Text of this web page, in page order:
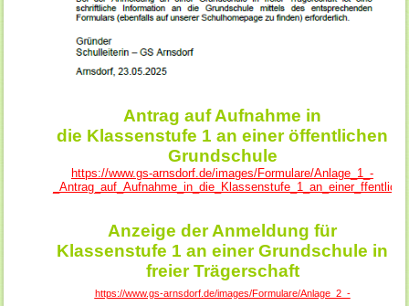
Antrag auf Aufnahme in
die Klassenstufe 1 an einer öffentlichen
Grundschule
https://www.gs-arnsdorf.de/images/Formulare/Anlage_1_-
Anzeige der Anmeldung für
Klassenstufe 1 an einer Grundschule in
freier Trägerschaft
https://www.gs-arnsdorf.de/images/Formulare/Anlage_2_-